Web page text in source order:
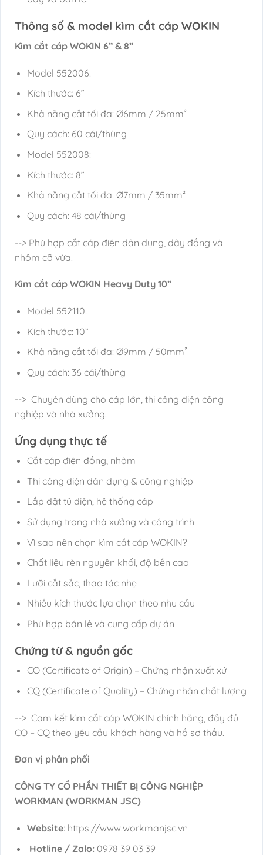
Thông số & model kìm cắt cáp WOKIN
Kìm cắt cáp WOKIN 6” & 8”
Model 552006:
Kích thước: 6”
Khả năng cắt tối đa: Ø6mm / 25mm²
Quy cách: 60 cái/thùng
Model 552008:
Kích thước: 8”
Khả năng cắt tối đa: Ø7mm / 35mm²
Quy cách: 48 cái/thùng
--> Phù hợp cắt cáp điện dân dụng, dây đồng và
nhôm cỡ vừa.
Kìm cắt cáp WOKIN Heavy Duty 10”
Model 552110:
Kích thước: 10”
Khả năng cắt tối đa: Ø9mm / 50mm²
Quy cách: 36 cái/thùng
--> Chuyên dùng cho cáp lớn, thi công điện công
nghiệp và nhà xưởng.
Ứng dụng thực tế
Cắt cáp điện đồng, nhôm
Thi công điện dân dụng & công nghiệp
Lắp đặt tủ điện, hệ thống cáp
Sử dụng trong nhà xưởng và công trình
Vì sao nên chọn kìm cắt cáp WOKIN?
Chất liệu rèn nguyên khối, độ bền cao
Lưỡi cắt sắc, thao tác nhẹ
Nhiều kích thước lựa chọn theo nhu cầu
Phù hợp bán lẻ và cung cấp dự án
Chứng từ & nguồn gốc
CO (Certificate of Origin) – Chứng nhận xuất xứ
CQ (Certificate of Quality) – Chứng nhận chất lượng
--> Cam kết kìm cắt cáp WOKIN chính hãng, đầy đủ
CO – CQ theo yêu cầu khách hàng và hồ sơ thầu.
Đơn vị phân phối
CÔNG TY CỔ PHẦN THIẾT BỊ CÔNG NGHIỆP
WORKMAN (WORKMAN JSC)
Website: https://www.workmanjsc.vn
Hotline / Zalo:0978 39 03 39